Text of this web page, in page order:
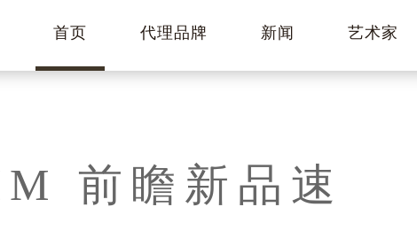
首页 代理品牌 新闻 艺术家
前瞻新品速